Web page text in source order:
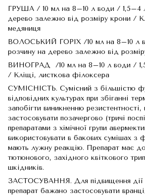
ГРУША / 10 мл на 8–10 л води / 1,5–4
дерево залежно від розміру крони /
медяниця
ВОЛОСЬКИЙ ГОРІХ /10 мл на 8–10 л
розчину на дерево залежно від
ВИНОГРАД /10 мл на 8–10 л води /
/ Кліщі, листкова філоксера
СУМІСНІСТЬ. Сумісний з більшістю
відповідних культурах при збіганні
запобігти виникненню резистентності,
застосовувати позачергово (тричі
препаратами з хімічної групи
використовувати в бакових сумішах з
мають лужну реакцію. Препарат має
тютюнового, західного квіткового
шкідників.
ЗАСТОСУВАННЯ. Для підвищення дії
препарат бажано застосовувати